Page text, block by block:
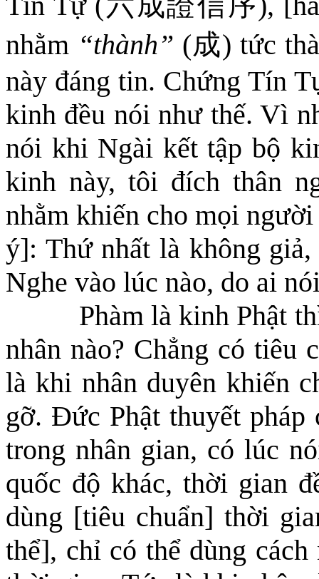
nhằm “thành” (成) tức
này đáng tin. Chứng Tín
kinh đều nói như thế. Vì
nói khi Ngài kết tập bộ
kinh này, tôi đích thân
nhằm khiến cho mọi
ý]: Thứ nhất là không
Nghe vào lúc nào, do ai
Phàm là kinh Phật
nhân nào? Chẳng có tiêu
là khi nhân duyên khiến
gỡ. Đức Phật thuyết
trong nhân gian, có lúc
quốc độ khác, thời gian
dùng [tiêu chuẩn] thời
thể], chỉ có thể dùng cách